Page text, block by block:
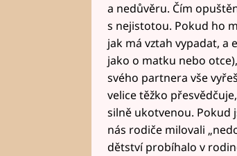
a nedůvěru. Čím
s nejistotou. Pokud ho
jak má vztah vypadat, a
jako o matku nebo
svého partnera vše
velice těžko
silně ukotvenou. Pokud
nás rodiče milovali
dětství probíhalo v